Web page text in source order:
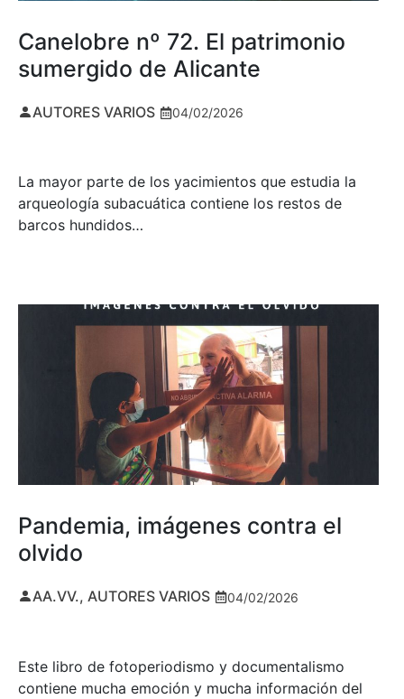
Canelobre nº 72. El patrimonio
sumergido de Alicante
AUTORES VARIOS 04/02/2026
La mayor parte de los yacimientos que estudia la
arqueología subacuática contiene los restos de
barcos hundidos…
Pandemia, imágenes contra el
olvido
AA.VV., AUTORES VARIOS 04/02/2026
Este libro de fotoperiodismo y documentalismo
contiene mucha emoción y mucha información del